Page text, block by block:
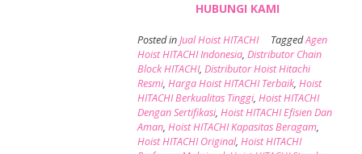
HUBUNGI KAMI
Posted inJual Hoist HITACHI TaggedAgen
Hoist HITACHI Indonesia, Distributor Chain
Block HITACHI, Distributor Hoist Hitachi
Resmi, Harga Hoist HITACHI Terbaik, Hoist
HITACHI Berkualitas Tinggi, Hoist HITACHI
Dengan Sertifikasi, Hoist HITACHI Efisien Dan
Aman, Hoist HITACHI Kapasitas Beragam,
Hoist HITACHI Original, Hoist HITACHI